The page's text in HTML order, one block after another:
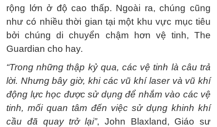
rộng lớn ở độ cao thấp. Ngoài ra, chúng cũng
như có nhiều thời gian tại một khu vực mục tiêu
bởi chúng di chuyển chậm hơn vệ tinh, The
Guardian cho hay.
“Trong những thập kỷ qua, các vệ tinh là câu trả
lời. Nhưng bây giờ, khi các vũ khí laser và vũ khí
động lực học được sử dụng để nhắm vào các vệ
tinh, mối quan tâm đến việc sử dụng khinh khí
cầu đã quay trở lại”, John Blaxland, Giáo sư